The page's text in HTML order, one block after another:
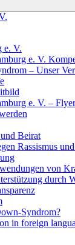
e. V.
e. V.
– Unser
e. V. – Flyer
Beirat
Rassismus
von
durch
Syndrom?
in foreign